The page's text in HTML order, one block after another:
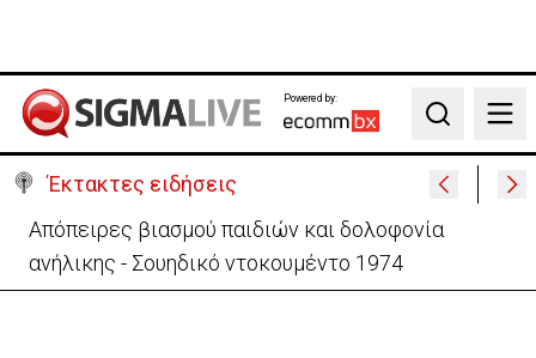
Powered by:
Search
Έκτακτες ειδήσεις
Μεγάλο πακέτο όπλων από Τουρκία προς Ουκρανία
-Κίνηση με μήνυμα προς Μόσχα;